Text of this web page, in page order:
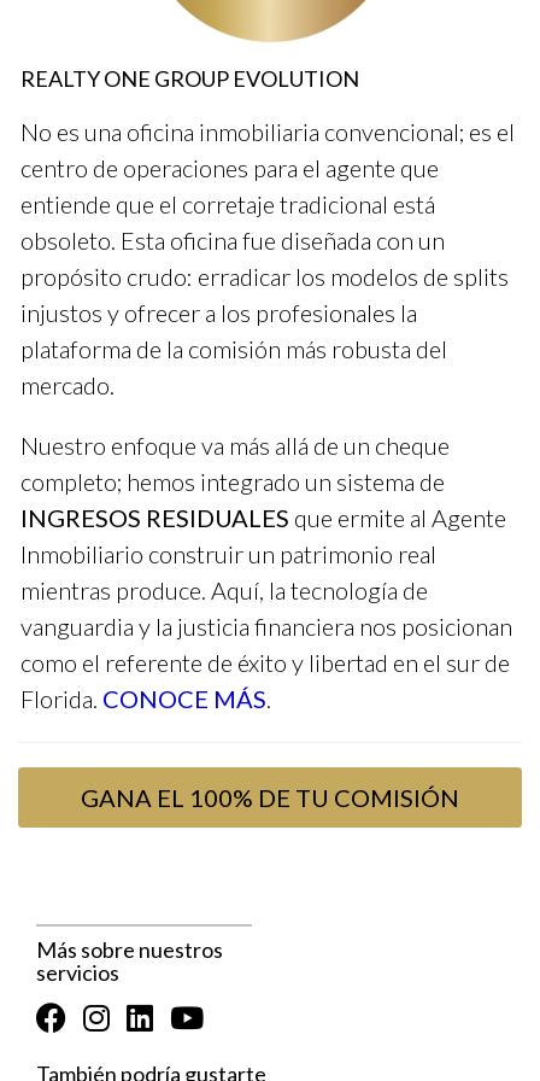
marketing hasta técnicas de ventas. Los agentes nuevos
tiempo real. Este enfoque colaborativo fomenta un ambiente
de aprendizaje activo.
CONTÁCTAME POR WHATSAPP
Te invito a explorar lo que el Broker B tiene para
ofrecer.
Caso de Éxito 3: Broker C
Ofrecen formación específica sobre cómo utilizar
herramientas online para captar clientes. Esta combinación
de habilidades técnicas y conocimiento del mercado les ha
ayudado a formar agentes altamente competentes.
No dudes en preguntar si quieres saber más sobre el
enfoque del Broker C.
Preguntas Frecuentes
¿Qué debo buscar en un broker que ofrezca
mentoría?
¿Es costosa la mentoría?
Algunos brokers pueden cobrar tarifas, pero muchos ofrecen
programas gratuitos o con comisiones compartidas durante
un período inicial.
REALTY ONE GROUP EVOLUTION
No es una oficina inmobiliaria convencional; es el
centro de operaciones para el agente que
entiende que el corretaje tradicional está
obsoleto. Esta oficina fue diseñada con un
propósito crudo: erradicar los modelos de splits
injustos y ofrecer a los profesionales la
plataforma de la comisión más robusta del
mercado.
Nuestro enfoque va más allá de un cheque
completo; hemos integrado un sistema de
INGRESOS RESIDUALES que ermite al Agente
Inmobiliario construir un patrimonio real
mientras produce. Aquí, la tecnología de
vanguardia y la justicia financiera nos posicionan
como el referente de éxito y libertad en el sur de
Florida. CONOCE MÁS.
GANA EL 100% DE TU COMISIÓN
Más sobre nuestros
servicios
También podría gustarte